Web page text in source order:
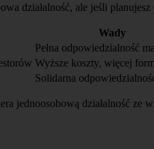
działalność, ale jeśli
Wady
Pełna odpowiedzialność
Wyższe koszty, więcej
Solidarna
jednoosobową działalność ze